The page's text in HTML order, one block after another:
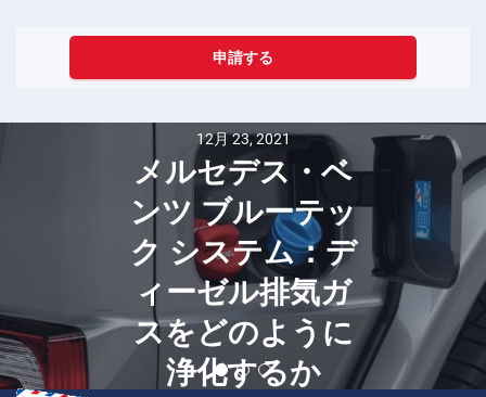
申請する
12月 21, 2023
フィリピンに関
する15の興味深
い事実